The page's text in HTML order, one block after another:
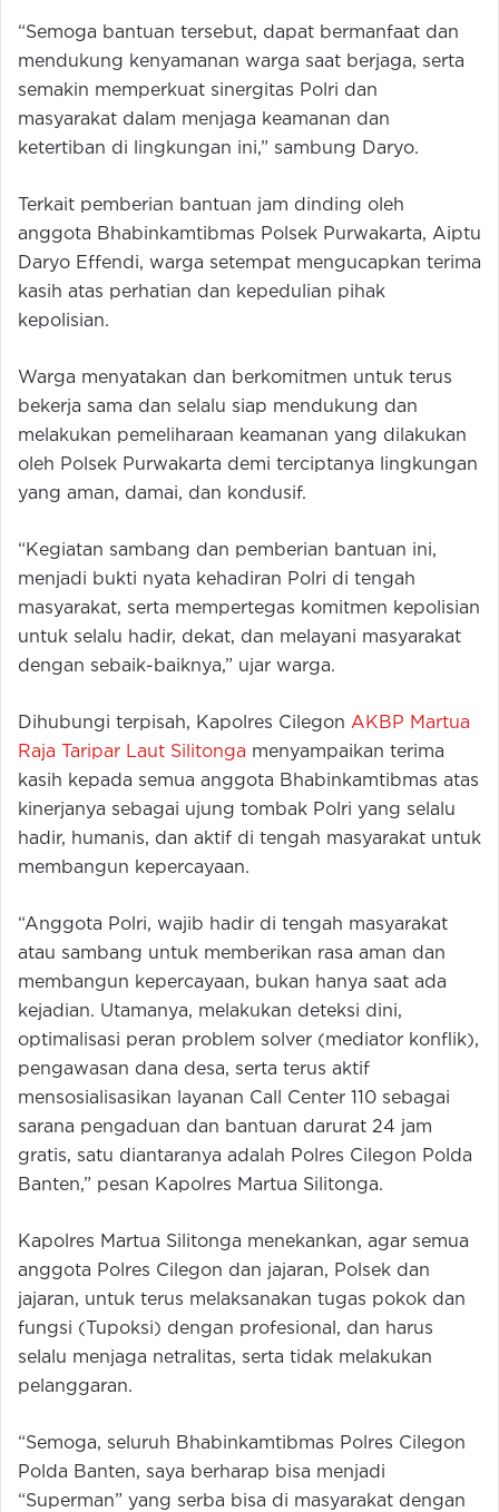
“Semoga bantuan tersebut, dapat bermanfaat dan
mendukung kenyamanan warga saat berjaga, serta
semakin memperkuat sinergitas Polri dan
masyarakat dalam menjaga keamanan dan
ketertiban di lingkungan ini,” sambung Daryo.
Terkait pemberian bantuan jam dinding oleh
anggota Bhabinkamtibmas Polsek Purwakarta, Aiptu
Daryo Effendi, warga setempat mengucapkan terima
kasih atas perhatian dan kepedulian pihak
kepolisian.
Warga menyatakan dan berkomitmen untuk terus
bekerja sama dan selalu siap mendukung dan
melakukan pemeliharaan keamanan yang dilakukan
oleh Polsek Purwakarta demi terciptanya lingkungan
yang aman, damai, dan kondusif.
“Kegiatan sambang dan pemberian bantuan ini,
menjadi bukti nyata kehadiran Polri di tengah
masyarakat, serta mempertegas komitmen kepolisian
untuk selalu hadir, dekat, dan melayani masyarakat
dengan sebaik-baiknya,” ujar warga.
Dihubungi terpisah, Kapolres Cilegon AKBP Martua
Raja Taripar Laut Silitonga menyampaikan terima
kasih kepada semua anggota Bhabinkamtibmas atas
kinerjanya sebagai ujung tombak Polri yang selalu
hadir, humanis, dan aktif di tengah masyarakat untuk
membangun kepercayaan.
“Anggota Polri, wajib hadir di tengah masyarakat
atau sambang untuk memberikan rasa aman dan
membangun kepercayaan, bukan hanya saat ada
kejadian. Utamanya, melakukan deteksi dini,
optimalisasi peran problem solver (mediator konflik),
pengawasan dana desa, serta terus aktif
mensosialisasikan layanan Call Center 110 sebagai
sarana pengaduan dan bantuan darurat 24 jam
gratis, satu diantaranya adalah Polres Cilegon Polda
Banten,” pesan Kapolres Martua Silitonga.
Kapolres Martua Silitonga menekankan, agar semua
anggota Polres Cilegon dan jajaran, Polsek dan
jajaran, untuk terus melaksanakan tugas pokok dan
fungsi (Tupoksi) dengan profesional, dan harus
selalu menjaga netralitas, serta tidak melakukan
pelanggaran.
“Semoga, seluruh Bhabinkamtibmas Polres Cilegon
Polda Banten, saya berharap bisa menjadi
“Superman” yang serba bisa di masyarakat dengan